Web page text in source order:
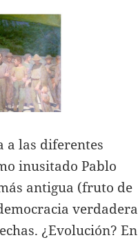
a las diferentes
inusitado Pablo
antigua (fruto de
verdadera
¿Evolución? En